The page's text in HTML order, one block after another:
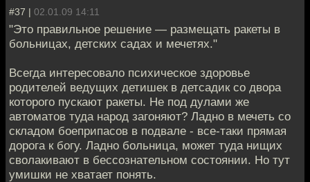
#37 | 02.01.09 14:11
"Это правильное решение — размещать ракеты в
больницах, детских садах и мечетях."
Всегда интересовало психическое здоровье
родителей ведущих детишек в детсадик со двора
которого пускают ракеты. Не под дулами же
автоматов туда народ загоняют? Ладно в мечеть со
складом боеприпасов в подвале - все-таки прямая
дорога к богу. Ладно больница, может туда нищих
сволакивают в бессознательном состоянии. Но тут
умишки не хватает понять.